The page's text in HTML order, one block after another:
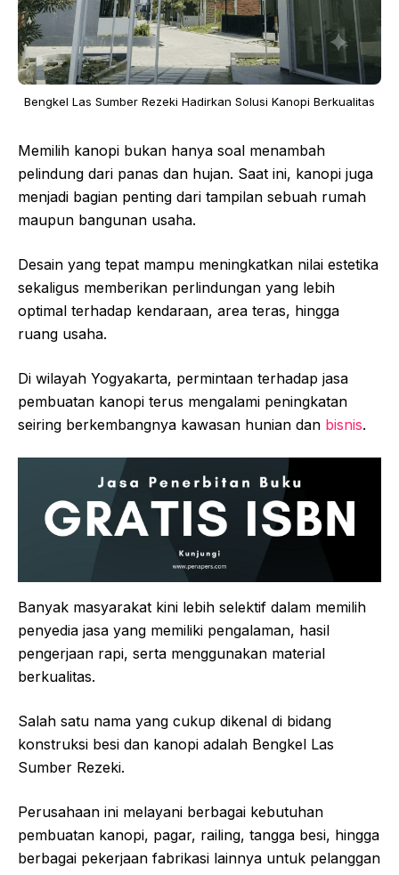
Bengkel Las Sumber Rezeki Hadirkan Solusi Kanopi Berkualitas
Memilih kanopi bukan hanya soal menambah
pelindung dari panas dan hujan. Saat ini, kanopi juga
menjadi bagian penting dari tampilan sebuah rumah
maupun bangunan usaha.
Desain yang tepat mampu meningkatkan nilai estetika
sekaligus memberikan perlindungan yang lebih
optimal terhadap kendaraan, area teras, hingga
ruang usaha.
Di wilayah Yogyakarta, permintaan terhadap jasa
pembuatan kanopi terus mengalami peningkatan
seiring berkembangnya kawasan hunian dan bisnis.
Banyak masyarakat kini lebih selektif dalam memilih
penyedia jasa yang memiliki pengalaman, hasil
pengerjaan rapi, serta menggunakan material
berkualitas.
Salah satu nama yang cukup dikenal di bidang
konstruksi besi dan kanopi adalah Bengkel Las
Sumber Rezeki.
Perusahaan ini melayani berbagai kebutuhan
pembuatan kanopi, pagar, railing, tangga besi, hingga
berbagai pekerjaan fabrikasi lainnya untuk pelanggan